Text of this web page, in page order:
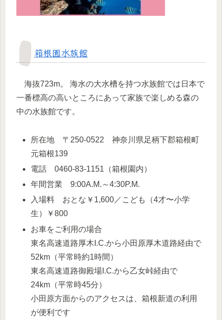
箱根園水族館
海抜723m。 海水の大水槽を持つ水族館では日本で
一番標高の高いところにあって家族で楽しめる森の
中の水族館です。
所在地 〒250-0522 神奈川県足柄下郡箱根町
元箱根139
電話 0460-83-1151（箱根園内）
年間営業 9:00A.M.～4:30P.M.
入場料 おとな￥1,600／こども（4才〜小学
生）￥800
お車をご利用の場合
東名高速道路厚木I.C.から小田原厚木道路経由で
52km（平常時約1時間）
東名高速道路御殿場I.C.から乙女峠経由で
24km（平常時45分）
小田原方面からのアクセスは、箱根新道の利用
が便利です